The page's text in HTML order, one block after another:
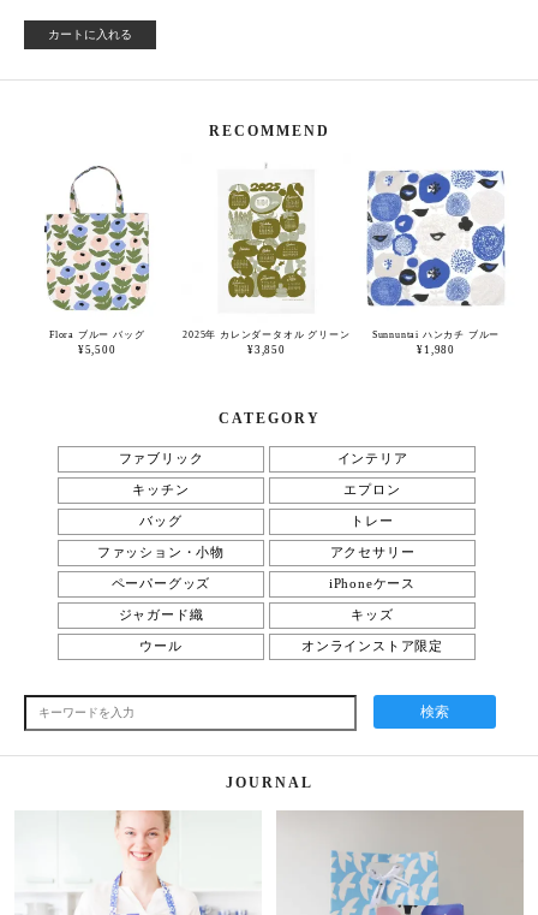
カートに入れる
RECOMMEND
Flora ブルー バッグ
¥5,500
2025年 カレンダータオル グリーン
¥3,850
Sunnuntai ハンカチ ブルー
¥1,980
CATEGORY
ファブリック インテリア
キッチン エプロン
バッグ トレー
ファッション・小物 アクセサリー
ペーパーグッズ iPhoneケース
ジャガード織 キッズ
ウール オンラインストア限定
検索
JOURNAL